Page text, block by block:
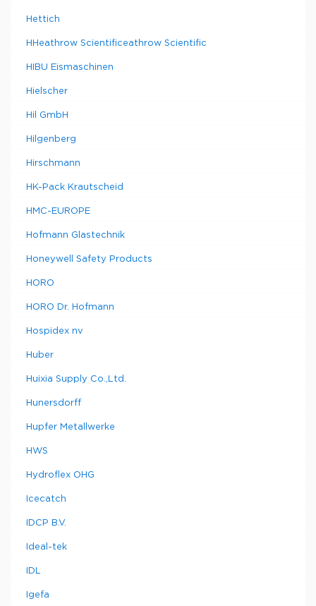
Hettich
HHeathrow Scientificeathrow Scientific
HIBU Eismaschinen
Hielscher
Hil GmbH
Hilgenberg
Hirschmann
HK-Pack Krautscheid
HMC-EUROPE
Hofmann Glastechnik
Honeywell Safety Products
HORO
HORO Dr. Hofmann
Hospidex nv
Huber
Huixia Supply Co.,Ltd.
Hunersdorff
Hupfer Metallwerke
HWS
Hydroflex OHG
Icecatch
IDCP B.V.
Ideal-tek
IDL
Igefa